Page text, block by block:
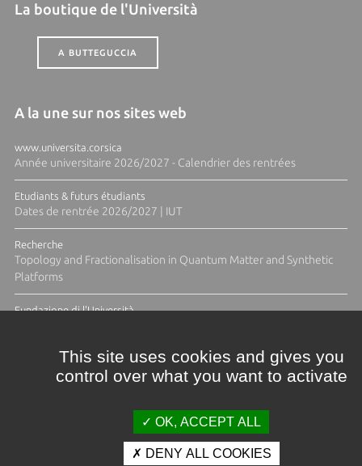
La boutique de l'Università
A BUTTEGUCCIA
A la une sur nos sites web
www.universita.corsica
Année universitaire 2026/2027 - Calendrier des rentrées
Etudiants & futurs étudiants
Dates de rentrée 2026/2027 | IUT
Recherche
Topology and Fractionalisation in Quantum Matter and Synthetic
Platforms
Fundazione di l'Università
This site uses cookies and gives you
control over what you want to activate
OK, ACCEPT ALL
DENY ALL COOKIES